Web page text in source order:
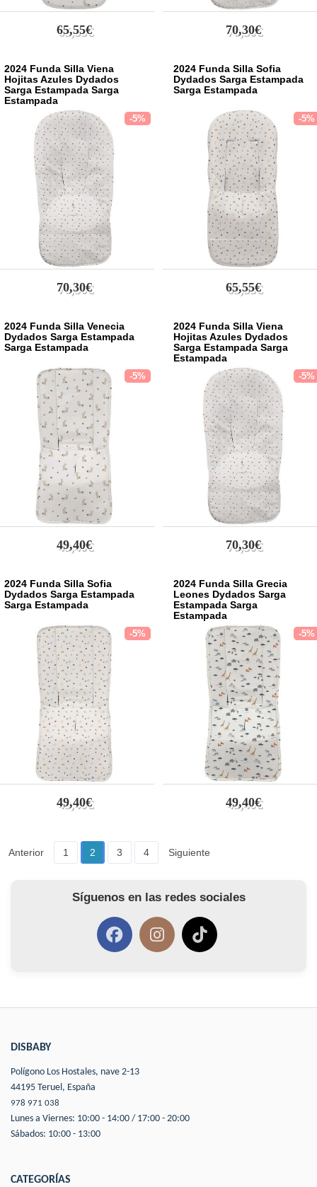
65,55€ 70,30€
2024 Funda Silla Viena
Hojitas Azules Dydados
Sarga Estampada Sarga
Estampada
-5%
70,30€
2024 Funda Silla Sofia
Dydados Sarga Estampada
Sarga Estampada
-5%
65,55€
2024 Funda Silla Venecia
Dydados Sarga Estampada
Sarga Estampada
-5%
49,40€
2024 Funda Silla Viena
Hojitas Azules Dydados
Sarga Estampada Sarga
Estampada
-5%
70,30€
2024 Funda Silla Sofia
Dydados Sarga Estampada
Sarga Estampada
-5%
49,40€
2024 Funda Silla Grecia
Leones Dydados Sarga
Estampada Sarga
Estampada
-5%
49,40€
Anterior 1 2 3 4 Siguiente
Síguenos en las redes sociales
DISBABY
Polígono Los Hostales, nave 2-13
44195 Teruel, España
978 971 038
Lunes a Viernes: 10:00 - 14:00 / 17:00 - 20:00
Sábados: 10:00 - 13:00
CATEGORÍAS